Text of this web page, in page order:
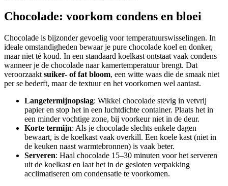
Chocolade: voorkom condens en bloei
Chocolade is bijzonder gevoelig voor temperatuurswisselingen. In
ideale omstandigheden bewaar je pure chocolade koel en donker,
maar niet té koud. In een standaard koelkast ontstaat vaak condens
wanneer je de chocolade naar kamertemperatuur brengt. Dat
veroorzaakt suiker- of fat bloom, een witte waas die de smaak niet
per se bederft, maar de textuur en het voorkomen wel aantast.
Langetermijnopslag: Wikkel chocolade stevig in vetvrij
papier en stop het in een luchtdichte container. Plaats het in
een minder vochtige zone, bij voorkeur niet in de deur.
Korte termijn: Als je chocolade slechts enkele dagen
bewaart, is de koelkast vaak overkill. Een koele kast (niet in
de keuken naast warmtebronnen) is vaak beter.
Serveren: Haal chocolade 15–30 minuten voor het serveren
uit de koelkast en laat het in de gesloten verpakking
acclimatiseren om condensatie te voorkomen.